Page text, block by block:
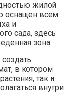
жилой
оснащен всем
и
сада, здесь
зона
в котором
так и
внутри